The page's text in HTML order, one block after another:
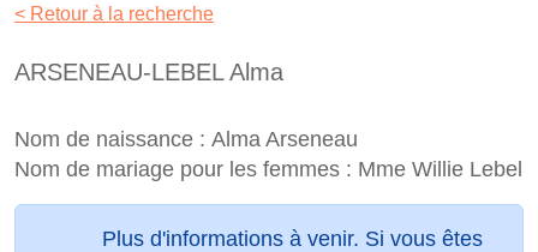
< Retour à la recherche
ARSENEAU-LEBEL Alma
Nom de naissance : Alma Arseneau
Nom de mariage pour les femmes : Mme Willie Lebel
Plus d'informations à venir. Si vous êtes